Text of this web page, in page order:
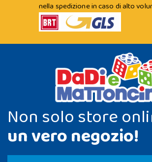
nella spedizione in caso di alto
Non solo store
un vero negozio!